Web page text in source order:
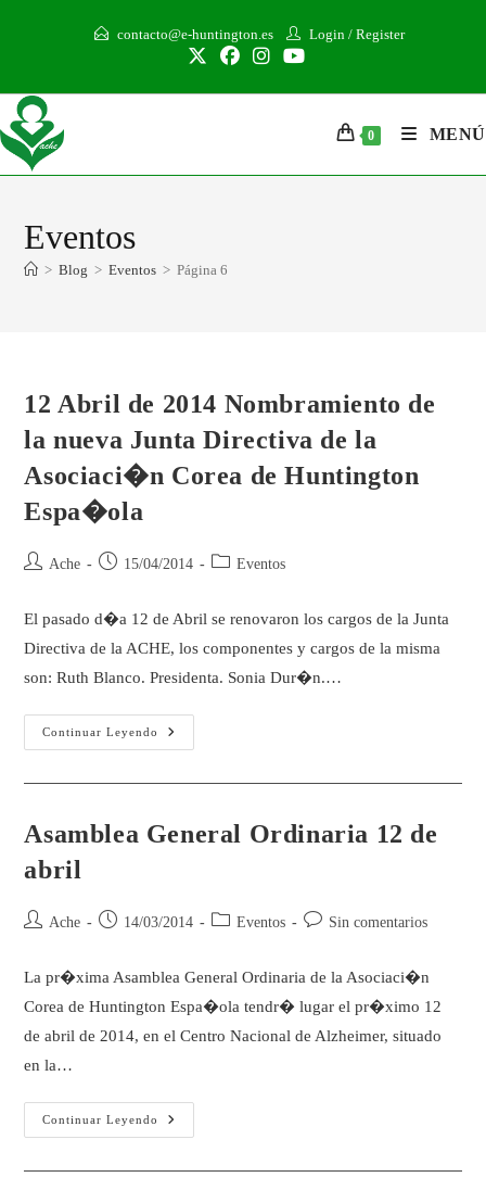
contacto@e-huntington.es Login / Register
0 MENÚ
Eventos
> Blog > Eventos > Página 6
12 Abril de 2014 Nombramiento de
la nueva Junta Directiva de la
Asociaci�n Corea de Huntington
Espa�ola
Ache 15/04/2014 Eventos
El pasado d�a 12 de Abril se renovaron los cargos de la Junta
Directiva de la ACHE, los componentes y cargos de la misma
son: Ruth Blanco. Presidenta. Sonia Dur�n.…
Continuar Leyendo
Asamblea General Ordinaria 12 de
abril
Ache 14/03/2014 Eventos Sin comentarios
La pr�xima Asamblea General Ordinaria de la Asociaci�n
Corea de Huntington Espa�ola tendr� lugar el pr�ximo 12
de abril de 2014, en el Centro Nacional de Alzheimer, situado
en la…
Continuar Leyendo